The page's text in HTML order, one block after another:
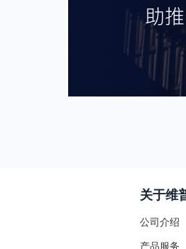
关于维
公司介绍
产品服务